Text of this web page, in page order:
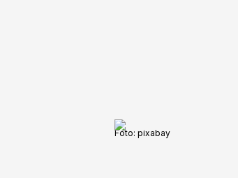
Foto: pixabay